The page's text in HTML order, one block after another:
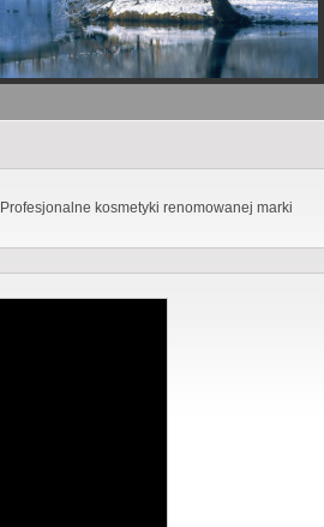
Profesjonalne kosmetyki renomowanej marki